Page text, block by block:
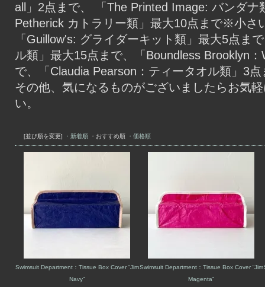
all」2点まで、 「The Printed Image: バンダナ
Petherick カトラリー類」最大10点まで※小さ
「Guillow's: グライダーキット類」最大5点ま
ル類」最大15点まで、「Boundless Brooklyn
で、「Claudia Pearson：ティータオル類」3
その他、気になるものがございましたらお気
い。
[並び順を変更] ・新着順 ・おすすめ順 ・価格順
Swimsuit Department：Tissue Box Cover “Jim
Navy”
Swimsuit Department：Tissue Box Cover “Jim
Magenta”